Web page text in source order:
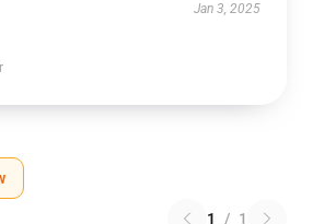
Jan 3, 2025
1 / 1